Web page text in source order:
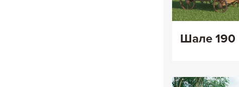
Шале 190